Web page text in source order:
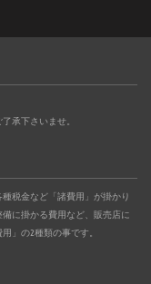
承下さいませ。
税金など「諸費用」が掛かり
に掛かる費用など、販売店に
」の2種類の事です。